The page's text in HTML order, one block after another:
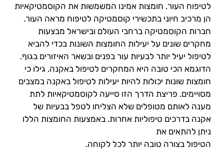
לטיפוח העור. חומצות אמינו המשמשות את הקוסמטיקאיות
הן מרכיב חיוני בתכשירי קוסמטיקה לטיפוח מראה העור.
חברות הקוסמטיקה ברחבי העולם ובישראל מבצעות
מחקרים שונים על יעילות החומצות השונות בכדי להביא
לטיפול יעיל יותר לבעיות עור בפנים ובשאר האיזורים בגוף.
הדוגמא הכי טובה היא המחקרים לטיפול באקנה. גילו כי
חומצות שונות יכולות להיות יעילות לטיפול באקנה במצבים
מסויימים. פריצת הדרך הזו סייעה לקוסמטיקאיות לתת
מענה לאותם מטופלים שלא הצליחו לטפל בבעיות של
אקנה בדרכים טיפוליות אחרות. באמצעות החומצות הללו
ניתן להתאים את
הטיפול בצורה טובה יותר לכל לקוחה.